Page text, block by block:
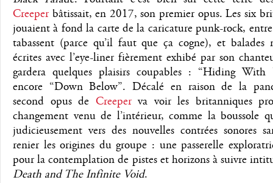
Creeperbâtissait, en 2017, son premier opus. Les six
jouaient à fond la carte de la caricature punk-rock,
tabassent (parce qu’il faut que ça cogne), et balades
écrites avec l’eye-liner fièrement exhibé par son
gardera quelques plaisirs coupables : “Hiding With
encore “Down Below”. Décalé en raison de la
second opus de Creeperva voir les britanniques
changement venu de l’intérieur, comme la boussole
judicieusement vers des nouvelles contrées sonores
renier les origines du groupe : une passerelle
pour la contemplation de pistes et horizons à suivre
Death and The Infinite Void.